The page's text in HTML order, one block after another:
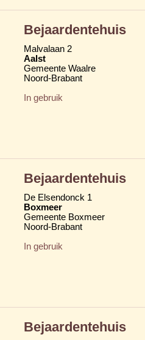
Bejaardentehuis
Malvalaan 2
Aalst
Gemeente Waalre
Noord-Brabant
In gebruik
Bejaardentehuis
De Elsendonck 1
Boxmeer
Gemeente Boxmeer
Noord-Brabant
In gebruik
Bejaardentehuis